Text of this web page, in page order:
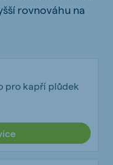
rovnováhu na
pro kapří plůdek